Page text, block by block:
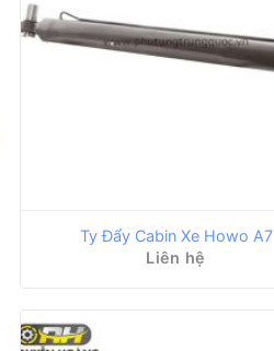
Ty Đẩy Cabin Xe Howo A7
Liên hệ